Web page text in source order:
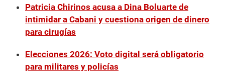
Patricia Chirinos acusa a Dina Boluarte de
intimidar a Cabani y cuestiona origen de dinero
para cirugías
Elecciones 2026: Voto digital será obligatorio
para militares y policías